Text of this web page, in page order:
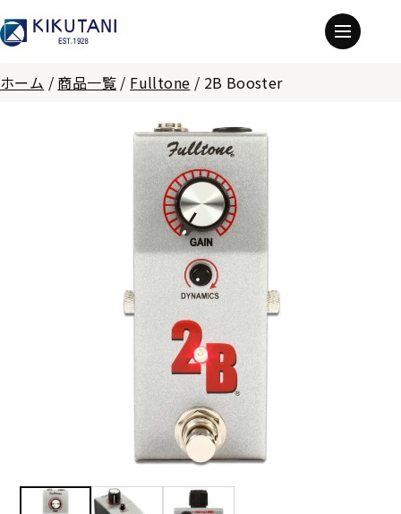
ホーム / 商品一覧 / Fulltone / 2B Booster